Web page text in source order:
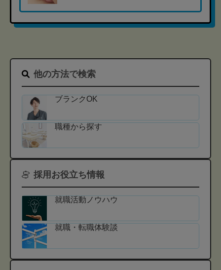
他の方法で検索
ブランクOK
職種から探す
採用お役立ち情報
就職活動ノウハウ
就職・転職体験談